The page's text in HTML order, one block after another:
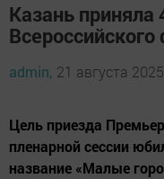
Казань приняла
admin, 21 августа
Цель приезда
пленарной сессии
название «Малые